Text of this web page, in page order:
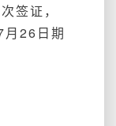
签证，
26日期